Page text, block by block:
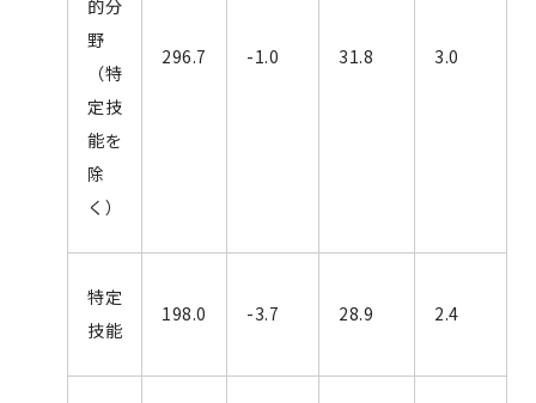
的分
野
（特
定技
能を
除
く）
296.7 -1.0 31.8 3.0
特定
技能
198.0 -3.7 28.9 2.4